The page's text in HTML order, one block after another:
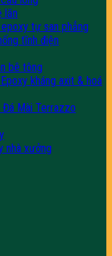
lăn
tự san phẳng
tĩnh điện
bê tông
kháng axit & hoá
Đá Mài Terrazzo
nhà xưởng